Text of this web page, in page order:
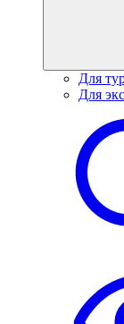
Для
Для